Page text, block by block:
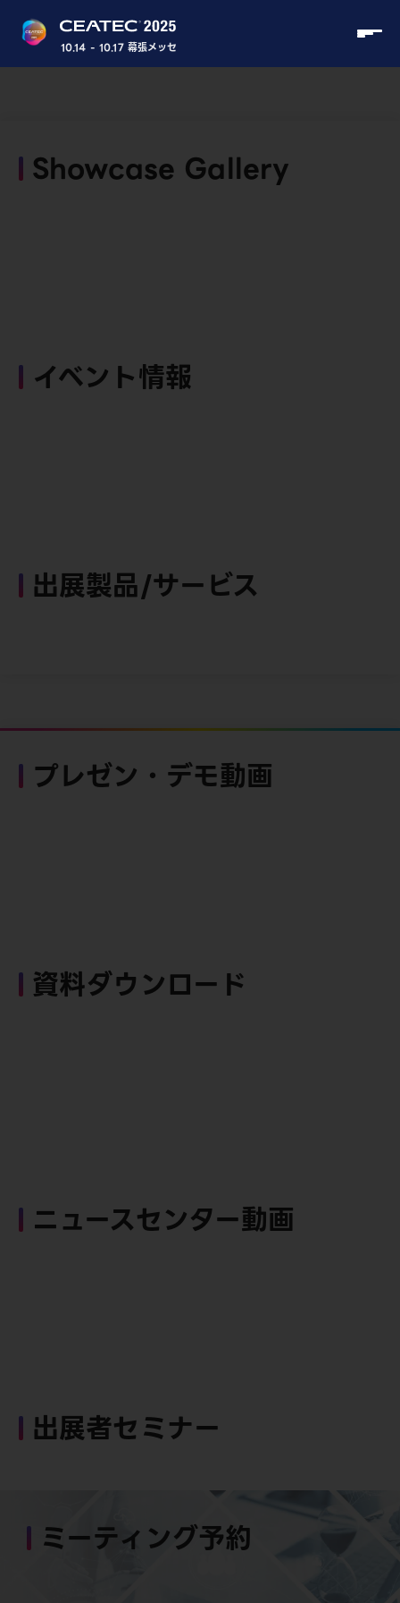
10.14 - 10.17 幕張メッセ
Showcase Gallery
イベント情報
出展製品/サービス
プレゼン・デモ動画
資料ダウンロード
ニュースセンター動画
出展者セミナー
ミーティング予約